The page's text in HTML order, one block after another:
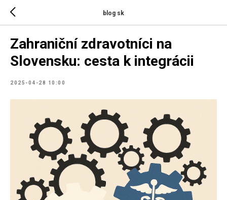
blog sk
Zahraniční zdravotníci na
Slovensku: cesta k integrácii
2025-04-28 10:00